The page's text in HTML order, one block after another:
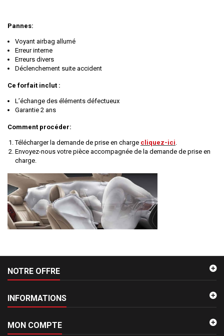
Pannes:
Voyant airbag allumé
Erreur interne
Erreurs divers
Déclenchement suite accident
Ce forfait inclut :
L’échange des éléments défectueux
Garantie 2 ans
Comment procéder:
Télécharger la demande de prise en charge cliquez-ici.
Envoyez-nous votre pièce accompagnée de la demande de prise en
charge.
NOTRE OFFRE
INFORMATIONS
MON COMPTE